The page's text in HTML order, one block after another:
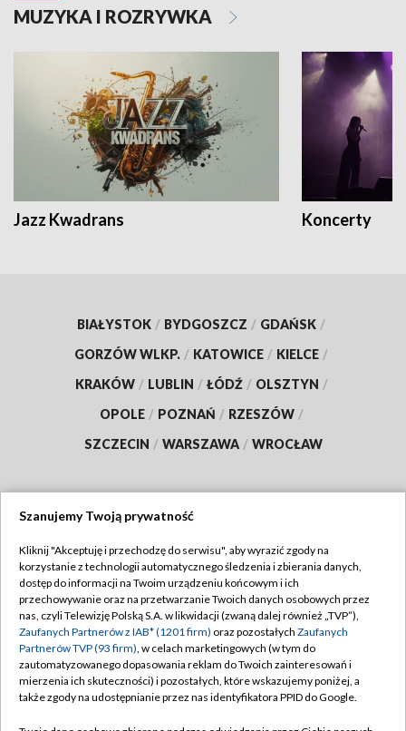
MUZYKA I ROZRYWKA
Jazz Kwadrans Koncerty
BIAŁYSTOK / BYDGOSZCZ / GDAŃSK /
GORZÓW WLKP. / KATOWICE / KIELCE /
KRAKÓW / LUBLIN / ŁÓDŹ / OLSZTYN /
OPOLE / POZNAŃ / RZESZÓW /
SZCZECIN / WARSZAWA / WROCŁAW
TVP
Abonament TVP
Emisja w TVP
Centrum informacji TVP
Naziemna Telewizja Cyfrowa
Regulamin TVP
Polityka prywatności
Moje zgody
Pomoc
Szanujemy Twoją prywatność
Kliknij "Akceptuję i przechodzę do serwisu", aby wyrazić zgody na
korzystanie z technologii automatycznego śledzenia i zbierania danych,
dostęp do informacji na Twoim urządzeniu końcowym i ich
przechowywanie oraz na przetwarzanie Twoich danych osobowych przez
nas, czyli Telewizję Polską S.A. w likwidacji (zwaną dalej również „TVP”),
Zaufanych Partnerów z IAB* (1201 firm) oraz pozostałych Zaufanych
Partnerów TVP (93 firm), w celach marketingowych (w tym do
zautomatyzowanego dopasowania reklam do Twoich zainteresowań i
mierzenia ich skuteczności) i pozostałych, które wskazujemy poniżej, a
także zgody na udostępnianie przez nas identyfikatora PPID do Google.